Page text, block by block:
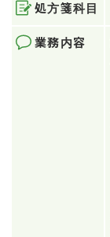
処方箋科目
業務内容